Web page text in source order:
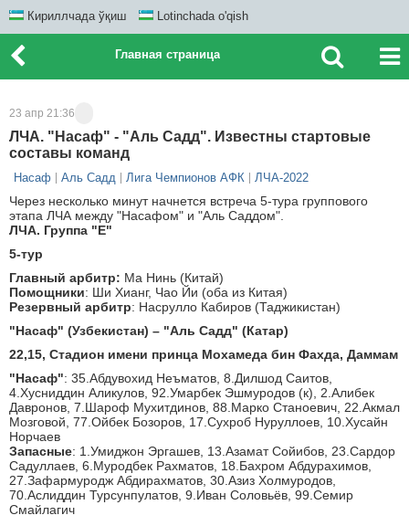
Кириллчада ўқиш Lotinchada o'qish
Главная страница
23 апр 21:36
ЛЧА. "Насаф" - "Аль Садд". Известны стартовые
составы команд
Насаф Аль Садд Лига Чемпионов АФК ЛЧА-2022
Через несколько минут начнется встреча 5-тура группового
этапа ЛЧА между "Насафом" и "Аль Саддом".
ЛЧА. Группа "E"
5-тур
Главный арбитр: Ма Нинь (Китай)
Помощники: Ши Хианг, Чао Йи (оба из Китая)
Резервный арбитр: Насрулло Кабиров (Таджикистан)
"Насаф" (Узбекистан) – "Аль Садд" (Катар)
22,15, Стадион имени принца Мохамеда бин Фахда, Даммам
"Насаф": 35.Абдувохид Неъматов, 8.Дилшод Саитов,
4.Хусниддин Аликулов, 92.Умарбек Эшмуродов (к), 2.Алибек
Давронов, 7.Шароф Мухитдинов, 88.Марко Станоевич, 22.Акмал
Мозговой, 77.Ойбек Бозоров, 17.Сухроб Нуруллоев, 10.Хусайн
Норчаев
Запасные: 1.Умиджон Эргашев, 13.Азамат Сойибов, 23.Сардор
Садуллаев, 6.Муродбек Рахматов, 18.Бахром Абдурахимов,
27.Зафармуродж Абдирахматов, 30.Азиз Холмуродов,
70.Аслиддин Турсунпулатов, 9.Иван Соловьёв, 99.Семир
Смайлагич